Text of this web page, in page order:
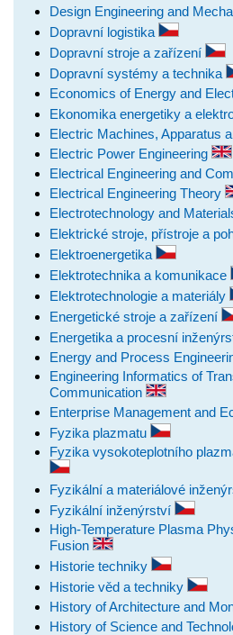
Design Engineering and
Dopravní logistika
Dopravní stroje a zařízení
Dopravní systémy a technika
Economics of Energy and
Ekonomika energetiky a
Electric Machines, Apparatus
Electric Power Engineering
Electrical Engineering and
Electrical Engineering Theory
Electrotechnology and
Elektrické stroje, přístroje a
Elektroenergetika
Elektrotechnika a komunikace
Elektrotechnologie a materiály
Energetické stroje a zařízení
Energetika a procesní
Energy and Process
Engineering Informatics of
Communication
Enterprise Management and
Fyzika plazmatu
Fyzika vysokoteplotního
Fyzikální a materiálové
Fyzikální inženýrství
High-Temperature Plasma
Fusion
Historie techniky
Historie věd a techniky
History of Architecture and
History of Science and